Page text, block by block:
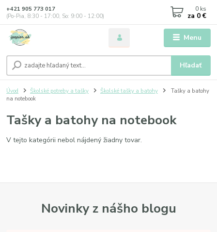
Menu
Hľadať
+421 905 773 017
(Po-Pia, 8:30 - 17:00, So: 9:00 - 12:00)
0 ks
za 0 €
Úvod Školské potreby a tašky Školské tašky a batohy
Tašky a batohy
na notebook
Tašky a batohy na notebook
V tejto kategórii nebol nájdený žiadny tovar.
Novinky z nášho blogu